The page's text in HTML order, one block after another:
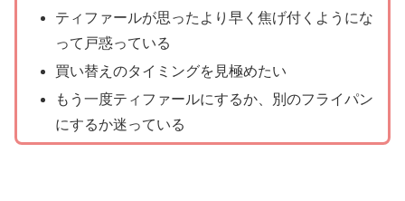
ティファールが思ったより早く焦げ付くようにな
って戸惑っている
買い替えのタイミングを見極めたい
もう一度ティファールにするか、別のフライパン
にするか迷っている